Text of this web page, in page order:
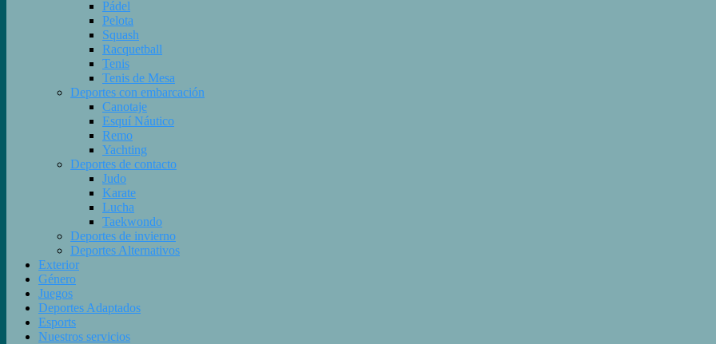
Pádel
Pelota
Squash
Racquetball
Tenis
Tenis de Mesa
Deportes con embarcación
Canotaje
Esquí Náutico
Remo
Yachting
Deportes de contacto
Judo
Karate
Lucha
Taekwondo
Deportes de invierno
Deportes Alternativos
Exterior
Género
Juegos
Deportes Adaptados
Esports
Nuestros servicios